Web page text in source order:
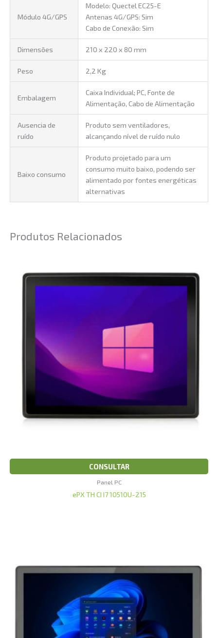
Módulo 4G/GPS
Modelo: Quectel EC25-E
Antenas 4G/GPS: Sim
Cabo de Conexão: Sim
Dimensões 210 x 220 x 80 mm
Peso 2,2 Kg
Embalagem
Caixa Individual; PC, Fonte de
Alimentação, Cabo de Alimentação
Ausencia de
ruído
Produto sem ventiladores,
alcançando nível de ruído nulo
Baixo consumo
Produto projetado para um
consumo muito baixo, podendo ser
alimentado por fontes energéticas
alternativas
Produtos Relacionados
CONSULTAR
Panel PC
ePX TH CI I7 10510U-215